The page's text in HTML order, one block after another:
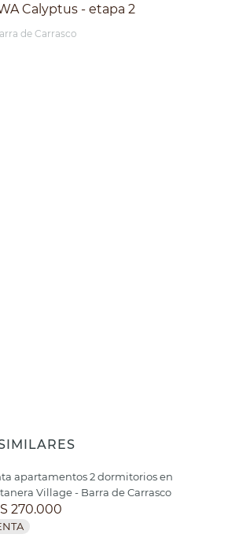
Calyptus - etapa 2
de Carrasco
apartamentos 2 dormitorios en
Village - Barra de Carrasco
270.000